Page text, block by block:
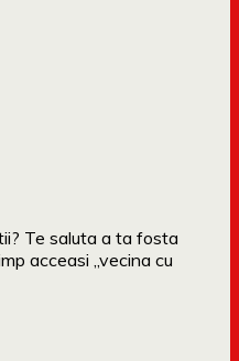
Te saluta a ta fosta
acceasi „vecina cu